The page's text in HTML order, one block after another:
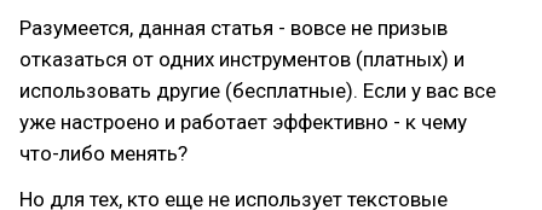
Разумеется, данная статья - вовсе не призыв
отказаться от одних инструментов (платных) и
использовать другие (бесплатные). Если у вас все
уже настроено и работает эффективно - к чему
что-либо менять?
Но для тех, кто еще не использует текстовые